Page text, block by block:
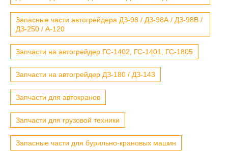
Запасные части автогрейдера ДЗ-98 / ДЗ-98А / ДЗ-98В /
ДЗ-250 / А-120
Запчасти на автогрейдер ГС-1402, ГС-1401, ГС-1805
Запчасти на автогрейдер ДЗ-180 / ДЗ-143
Запчасти для автокранов
Запчасти для грузовой техники
Запасные части для бурильно-крановых машин